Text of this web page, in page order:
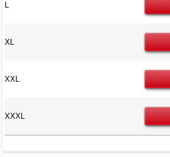
L
XL
XXL
XXXL